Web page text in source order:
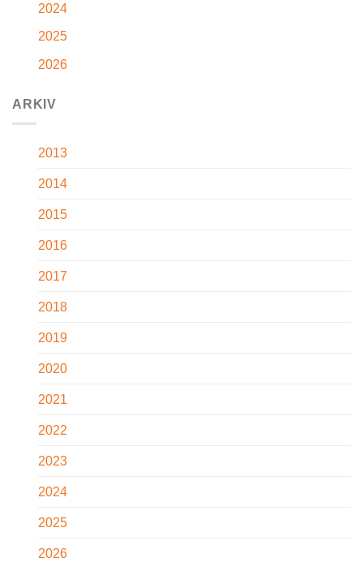
2024
2025
2026
ARKIV
2013
2014
2015
2016
2017
2018
2019
2020
2021
2022
2023
2024
2025
2026